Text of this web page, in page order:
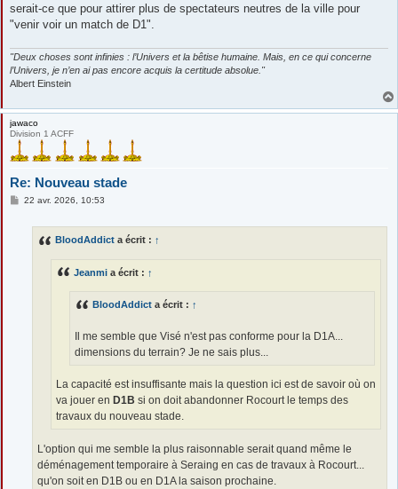
serait-ce que pour attirer plus de spectateurs neutres de la ville pour
"venir voir un match de D1".
"Deux choses sont infinies : l’Univers et la bêtise humaine. Mais, en ce qui concerne
l’Univers, je n’en ai pas encore acquis la certitude absolue."
Albert Einstein
jawaco
Division 1 ACFF
Re: Nouveau stade
M22 avr. 2026, 10:53
BloodAddict a écrit : ↑
Jeanmi a écrit : ↑
BloodAddict a écrit : ↑
Il me semble que Visé n'est pas conforme pour la D1A...
dimensions du terrain? Je ne sais plus...
La capacité est insuffisante mais la question ici est de savoir où on
va jouer en D1B si on doit abandonner Rocourt le temps des
travaux du nouveau stade.
L'option qui me semble la plus raisonnable serait quand même le
déménagement temporaire à Seraing en cas de travaux à Rocourt...
qu'on soit en D1B ou en D1A la saison prochaine.